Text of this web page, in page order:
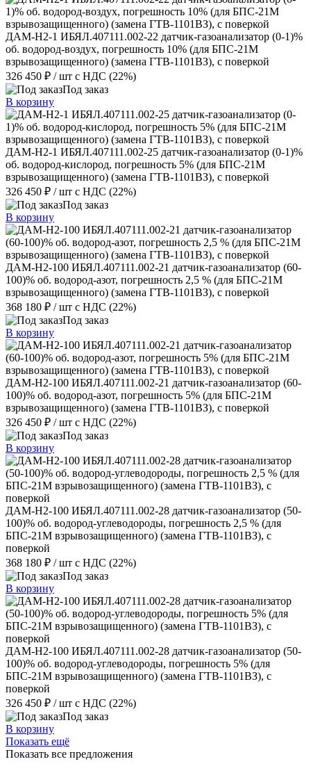
ДАМ-Н2-1 ИБЯЛ.407111.002-22 датчик-газоанализатор (0-1)%
об. водород-воздух, погрешность 10% (для БПС-21М
взрывозащищенного) (замена ГТВ-1101ВЗ), с поверкой
326 450 ₽ / шт с НДС (22%)
Под заказ
В корзину
ДАМ-Н2-1 ИБЯЛ.407111.002-25 датчик-газоанализатор (0-1)%
об. водород-кислород, погрешность 5% (для БПС-21М
взрывозащищенного) (замена ГТВ-1101ВЗ), с поверкой
326 450 ₽ / шт с НДС (22%)
Под заказ
В корзину
ДАМ-Н2-100 ИБЯЛ.407111.002-21 датчик-газоанализатор (60-
100)% об. водород-азот, погрешность 2,5 % (для БПС-21М
взрывозащищенного) (замена ГТВ-1101ВЗ), с поверкой
368 180 ₽ / шт с НДС (22%)
Под заказ
В корзину
ДАМ-Н2-100 ИБЯЛ.407111.002-21 датчик-газоанализатор (60-
100)% об. водород-азот, погрешность 5% (для БПС-21М
взрывозащищенного) (замена ГТВ-1101ВЗ), с поверкой
326 450 ₽ / шт с НДС (22%)
Под заказ
В корзину
ДАМ-Н2-100 ИБЯЛ.407111.002-28 датчик-газоанализатор (50-
100)% об. водород-углеводороды, погрешность 2,5 % (для
БПС-21М взрывозащищенного) (замена ГТВ-1101ВЗ), с
поверкой
368 180 ₽ / шт с НДС (22%)
Под заказ
В корзину
ДАМ-Н2-100 ИБЯЛ.407111.002-28 датчик-газоанализатор (50-
100)% об. водород-углеводороды, погрешность 5% (для
БПС-21М взрывозащищенного) (замена ГТВ-1101ВЗ), с
поверкой
326 450 ₽ / шт с НДС (22%)
Под заказ
В корзину
Показать ещё
Показать все предложения